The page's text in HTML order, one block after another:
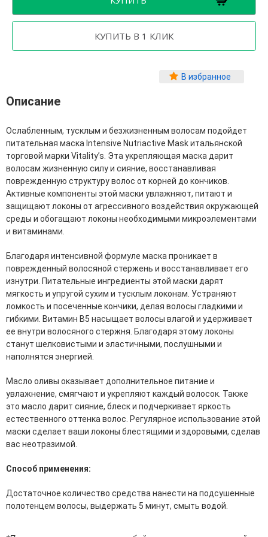
Автозагар для лица
Защита от солнца для лица
Кремы для лица
Лосьоны, тоники и мисты для лица
Маски для лица
Масла для лица
Мицеллярная вода
Молочко и сливки для лица
Наборы для ухода за лицом
Пенки и муссы для лица
Скрабы, пилинги и гоммажи для лица
Средства для умывания
Сыворотки, эликсиры, эмульсии, концентраты и
эссенции для лица
Уход для губ
Уход для кожи вокруг глаз
Флюиды для лица
Для Тела
Антицеллюлитные средства
Бальзамы и гели для тела
Гели для душа
Дезодоранты для тела
Защита от солнца для тела
Кремы для тела
Масла для тела
Мыло
Наборы по уходу за телом
В избранное
Описание
Ослабленным, тусклым и безжизненным волосам подойдет
питательная маска Intensive Nutriactive Mask итальянской
торговой марки Vitality’s. Эта укрепляющая маска дарит
волосам жизненную силу и сияние, восстанавливая
поврежденную структуру волос от корней до кончиков.
Активные компоненты этой маски увлажняют, питают и
защищают локоны от агрессивного воздействия окружающей
среды и обогащают локоны необходимыми микроэлементами
и витаминами.
Благодаря интенсивной формуле маска проникает в
поврежденный волосяной стержень и восстанавливает его
изнутри. Питательные ингредиенты этой маски дарят
мягкость и упругой сухим и тусклым локонам. Устраняют
ломкость и посеченные кончики, делая волосы гладкими и
гибкими. Витамин В5 насыщает волосы влагой и удерживает
ее внутри волосяного стержня. Благодаря этому локоны
станут шелковистыми и эластичными, послушными и
наполнятся энергией.
Масло оливы оказывает дополнительное питание и
увлажнение, смягчают и укрепляют каждый волосок. Также
это масло дарит сияние, блеск и подчеркивает яркость
естественного оттенка волос. Регулярное использование этой
маски сделает ваши локоны блестящими и здоровыми, сделав
вас неотразимой.
Способ применения:
Достаточное количество средства нанести на подсушенные
полотенцем волосы, выдержать 5 минут, смыть водой.